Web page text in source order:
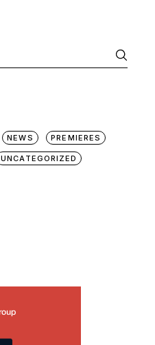
NEWS PREMIERES
UNCATEGORIZED